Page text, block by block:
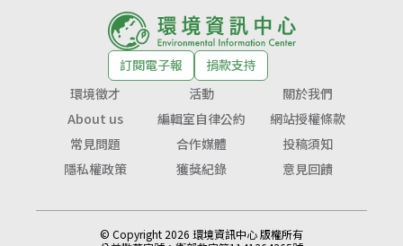
訂閱電子報
捐款支持
環境徵才
活動
關於我們
About us
編輯室自律公約
網站授權條款
常見問題
合作媒體
投稿須知
隱私權政策
獲獎紀錄 意見回饋
© Copyright 2026 環境資訊中心 版權所有